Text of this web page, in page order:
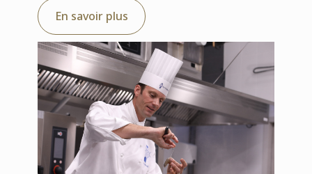
En savoir plus